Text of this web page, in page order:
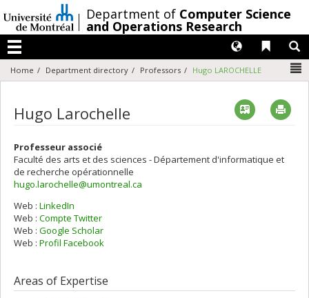
au
contenu
/Department of Computer Science
and Operations Research
Menu
Liens
Langues
Home Department directory Professors Hugo LAROCHELLE
Hugo Larochelle Vcard
Professeur associé
Faculté des arts et des sciences - Département d'informatique et
de recherche opérationnelle
hugo.larochelle@umontreal.ca
Web : LinkedIn
Web : Compte Twitter
Web : Google Scholar
Web : Profil Facebook
Areas of Expertise